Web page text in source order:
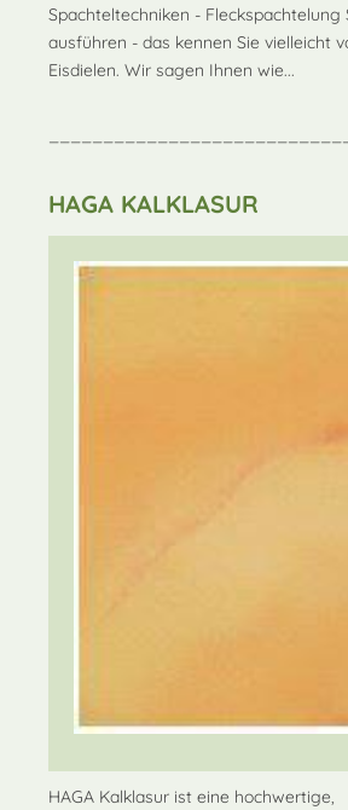
Spachteltechniken - Fleckspachtelung
ausführen - das kennen Sie vielleicht
Eisdielen. Wir sagen Ihnen wie...
HAGA KALKLASUR
HAGA Kalklasur ist eine hochwertige,